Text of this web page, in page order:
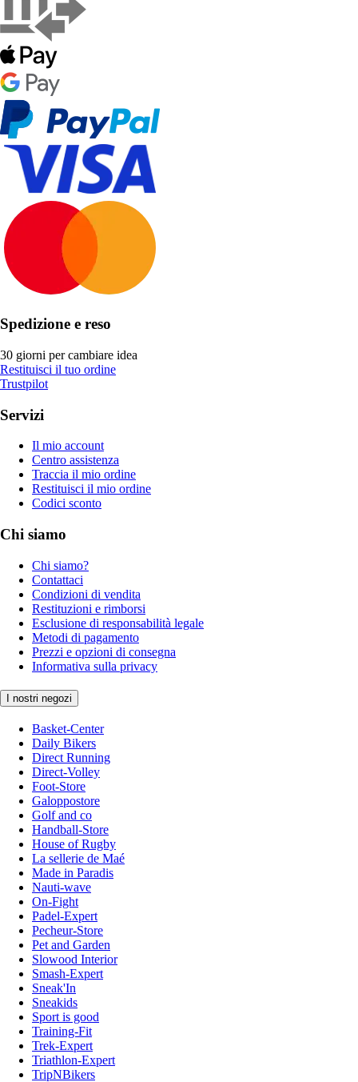
Spedizione e reso
30 giorni per cambiare idea
Restituisci il tuo ordine
Trustpilot
Servizi
Il mio account
Centro assistenza
Traccia il mio ordine
Restituisci il mio ordine
Codici sconto
Chi siamo
Chi siamo?
Contattaci
Condizioni di vendita
Restituzioni e rimborsi
Esclusione di responsabilità legale
Metodi di pagamento
Prezzi e opzioni di consegna
Informativa sulla privacy
I nostri negozi
Basket-Center
Daily Bikers
Direct Running
Direct-Volley
Foot-Store
Galoppostore
Golf and co
Handball-Store
House of Rugby
La sellerie de Maé
Made in Paradis
Nauti-wave
On-Fight
Padel-Expert
Pecheur-Store
Pet and Garden
Slowood Interior
Smash-Expert
Sneak'In
Sneakids
Sport is good
Training-Fit
Trek-Expert
Triathlon-Expert
TripNBikers